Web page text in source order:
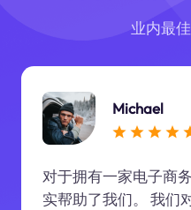
业内最
Michael
对于拥有一家电子商
实帮助了我们。 我们